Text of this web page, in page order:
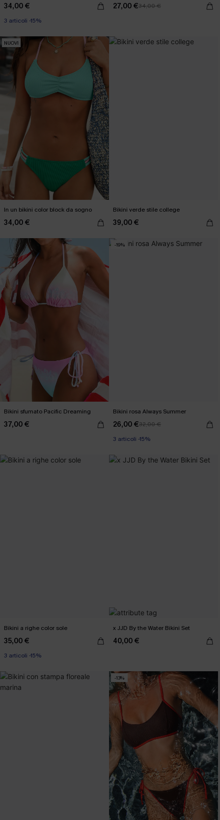
34,00 €
3 articoli -15%
27,00 €34,00 €
NUOVI
In un bikini color block da sogno
34,00 €
Bikini verde stile college
39,00 €
Bikini sfumato Pacific Dreaming
37,00 €
-19%
Bikini rosa Always Summer
26,00 €32,00 €
3 articoli -15%
Bikini a righe color sole
35,00 €
3 articoli -15%
x JJD By the Water Bikini Set
40,00 €
-13%